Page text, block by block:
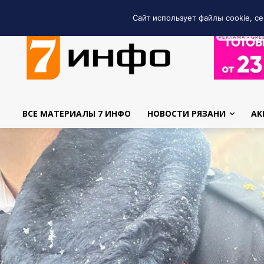
РЕКЛАМА •
ВСЕ МАТЕРИАЛЫ 7 ИНФО НОВОСТИ РЯЗАНИ
Сайт использует файлы cookie,